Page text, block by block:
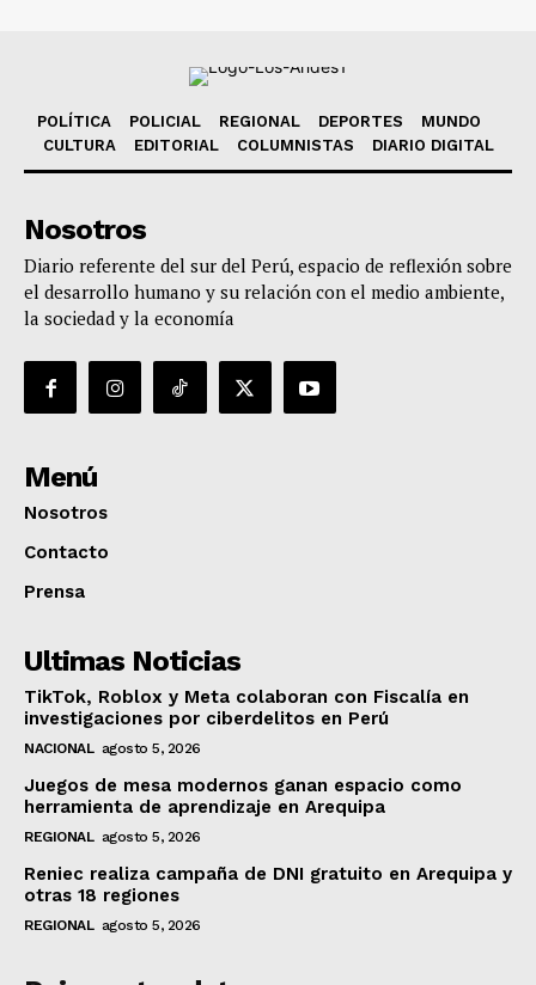
POLÍTICA POLICIAL REGIONAL DEPORTES
MUNDO
CULTURA
EDITORIAL COLUMNISTAS DIARIO DIGITAL
Nosotros
Diario referente del sur del Perú, espacio de reflexión sobre
el desarrollo humano y su relación con el medio ambiente,
la sociedad y la economía
Menú
Nosotros
Contacto
Prensa
Ultimas Noticias
TikTok, Roblox y Meta colaboran con Fiscalía en
investigaciones por ciberdelitos en Perú
NACIONAL agosto 5, 2026
Juegos de mesa modernos ganan espacio como
herramienta de aprendizaje en Arequipa
REGIONAL agosto 5, 2026
Reniec realiza campaña de DNI gratuito en Arequipa y
otras 18 regiones
REGIONAL agosto 5, 2026